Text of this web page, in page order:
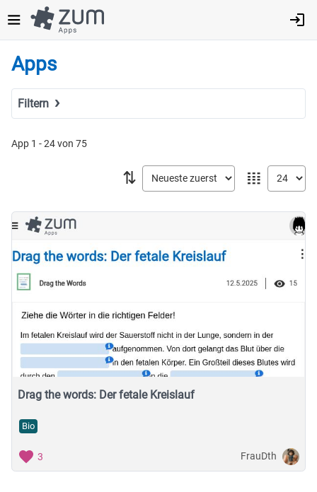
zum
Inhalt
Apps
Filtern
Fach
MINT
Sprachen
Musische Fächer & Sport
Berufliche Bildung
Sonstiges
App 1 - 24 von 75
𝍖
⇅
Drag the words: Der fetale Kreislauf
Bio
3 FrauDth